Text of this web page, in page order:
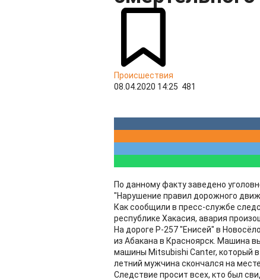
Происшествия
08.04.2020 14:25 481
По данному факту заведено
"Нарушение правил дорожного
Как сообщили в пресс-службе
республике Хакасия, авария
На дороге Р-257 "Енисей" в
из Абакана в Красноярск. Машина
машины Mitsubishi Canter, который
летний мужчина скончался на месте.
Следствие просит всех, кто был